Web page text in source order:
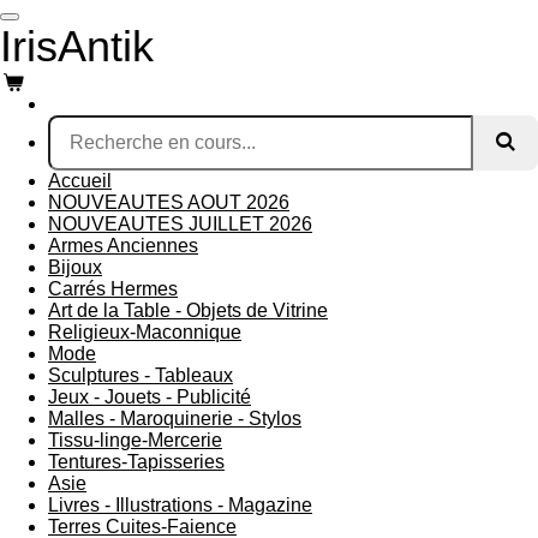
Passer
au
contenu
principal
IrisAntik
Accueil
NOUVEAUTES AOUT 2026
NOUVEAUTES JUILLET 2026
Armes Anciennes
Bijoux
Carrés Hermes
Art de la Table - Objets de Vitrine
Religieux-Maconnique
Mode
Sculptures - Tableaux
Jeux - Jouets - Publicité
Malles - Maroquinerie - Stylos
Tissu-linge-Mercerie
Tentures-Tapisseries
Asie
Livres - Illustrations - Magazine
Terres Cuites-Faience